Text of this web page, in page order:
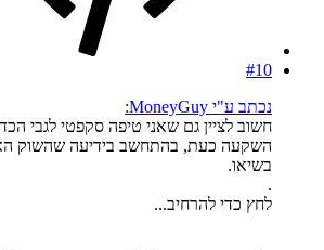
#10
נכתב ע"י MoneyGuy:
חשוב לציין גם שאני טיפה סקפטי לגבי
השקעה כעת, בהתחשב בידיעה שהשוק
בשיאו.
.
לחץ כדי להרחיב...